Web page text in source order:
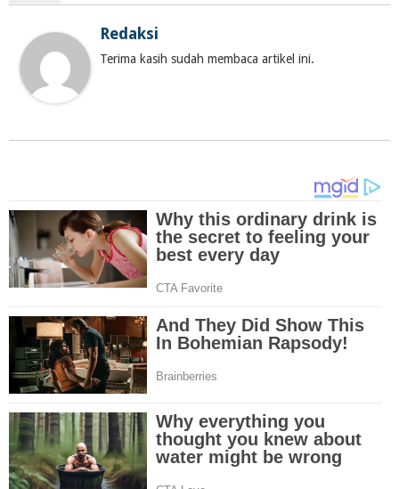
Redaksi
Terima kasih sudah membaca artikel ini.